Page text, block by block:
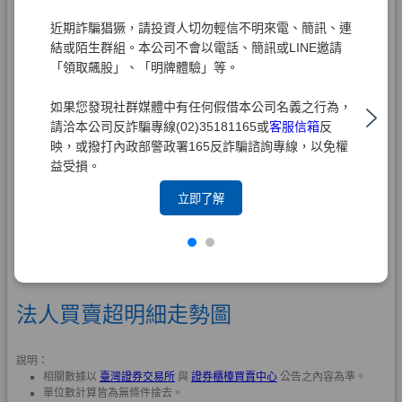
近期詐騙猖獗，請投資人切勿輕信不明來電、簡訊、連
結或陌生群組。本公司不會以電話、簡訊或LINE邀請
「領取飆股」、「明牌體驗」等。
如果您發現社群媒體中有任何假借本公司名義之行為，
請洽本公司反詐騙專線(02)35181165或客服信箱反
映，或撥打內政部警政署165反詐騙諮詢專線，以免權
益受損。
立即了解